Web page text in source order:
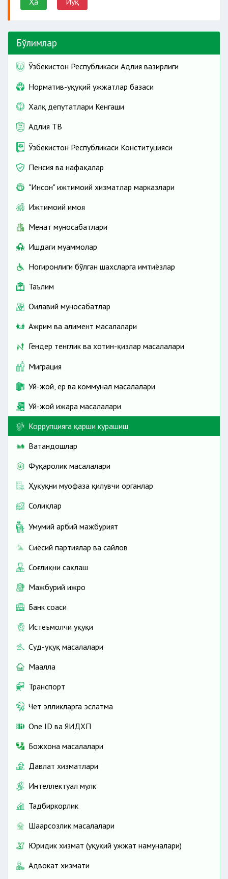
Бўлимлар
Ўзбекистон Республикаси Адлия вазирлиги
Норматив-ҳуқуқий ҳужжатлар базаси
Халқ депутатлари Кенгаши
Адлия ТВ
Ўзбекистон Республикаси Конституцияси
Пенсия ва нафақалар
"Инсон" ижтимоий хизматлар марказлари
Ижтимоий ҳимоя
Меҳнат муносабатлари
Ишдаги муаммолар
Ногиронлиги бўлган шахсларга имтиёзлар
Таълим
Оилавий муносабатлар
Ажрим ва алимент масалалари
Гендер тенглик ва хотин-қизлар масалалари
Миграция
Уй-жой, ер ва коммунал масалалари
Уй-жой ижара масалалари
Коррупцияга қарши курашиш
Ватандошлар
Фуқаролик масалалари
Ҳуқуқни муҳофаза қилувчи органлар
Солиқлар
Умумий ҳарбий мажбурият
Сиёсий партиялар ва сайлов
Соғлиқни сақлаш
Мажбурий ижро
Банк соҳаси
Истеъмолчи ҳуқуқи
Суд-ҳуқуқ масалалари
Маҳалла
Транспорт
Чет элликларга эслатма
One ID ва ЯИДХП
Божхона масалалари
Давлат хизматлари
Интеллектуал мулк
Тадбиркорлик
Шаҳарсозлик масалалари
Юридик хизмат (ҳуқуқий ҳужжат намуналари)
Адвокат хизмати